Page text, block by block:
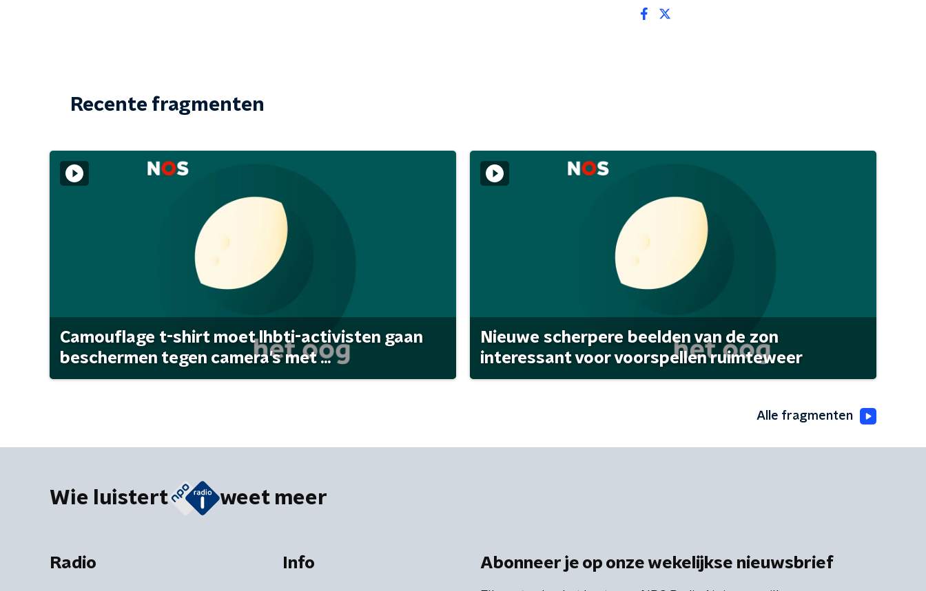
Recente fragmenten
Camouflage t-shirt moet lhbti-activisten gaan
beschermen tegen camera's met ...
Nieuwe scherpere beelden van de zon
interessant voor voorspellen ruimteweer
Alle fragmenten
Wie luistert weet meer
Radio Info Abonneer je op onze wekelijkse nieuwsbrief